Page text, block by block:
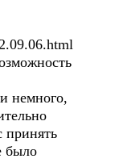
немного,
принять
было